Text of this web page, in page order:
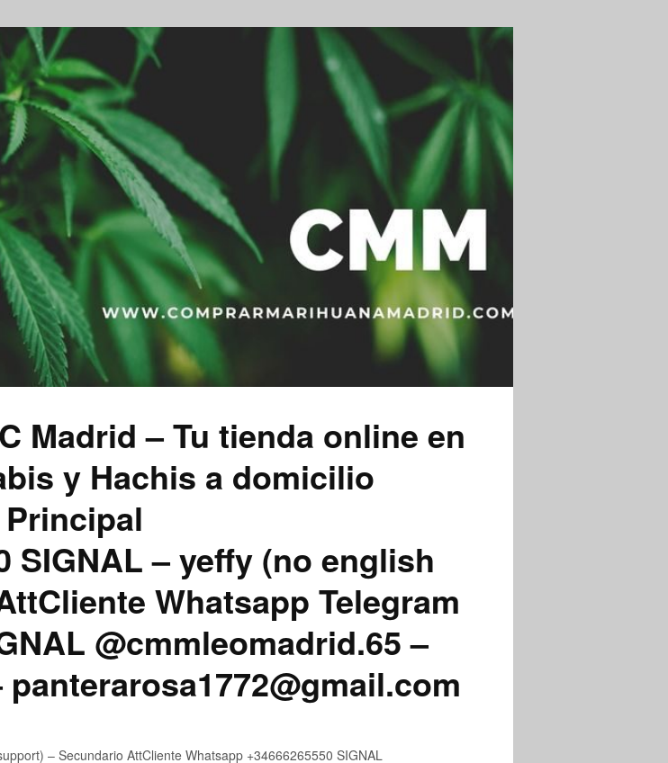
Madrid – Tu tienda online en
y Hachis a domicilio
SIGNAL – yeffy (no english
Whatsapp Telegram
@cmmleomadrid.65 –
– Secundario AttCliente Whatsapp +34666265550 SIGNAL